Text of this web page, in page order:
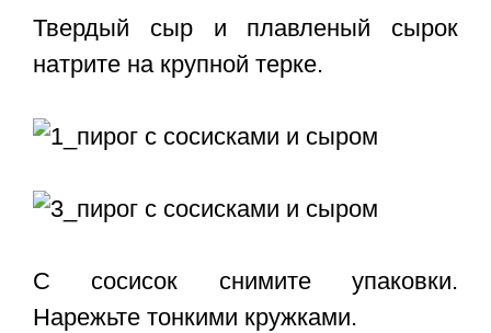
Твердый сыр и плавленый сырок
натрите на крупной терке.
С сосисок снимите упаковки.
Нарежьте тонкими кружками.